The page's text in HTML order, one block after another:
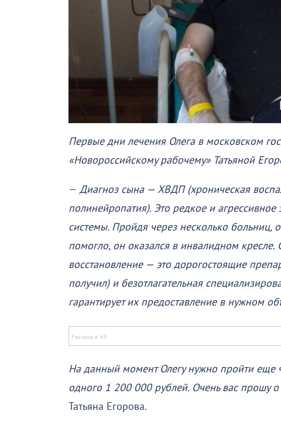
Первые дни лечения Олега в московском
«Новороссийскому рабочему» Татьяной
— Диагноз сына — ХВДП (хроническая
полинейропатия). Это редкое и
системы. Пройдя через несколько больниц,
помогло, он оказался в инвалидном
восстановление — это дорогостоящие
получил) и безотлагательная
гарантирует их предоставление в нужном
На данный момент Олегу нужно пройти еще
одного 1 200 000 рублей. Очень вас прошу
Татьяна Егорова.